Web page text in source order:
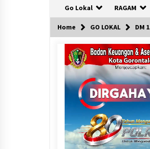
Go Lokal RAGAM
Home GO LOKAL DM 1